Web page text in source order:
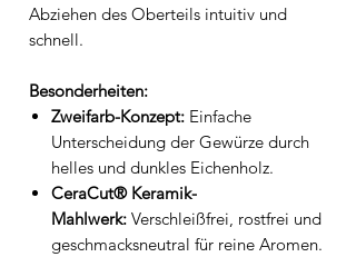
Abziehen des Oberteils intuitiv und
schnell.
Besonderheiten:
Zweifarb-Konzept: Einfache
Unterscheidung der Gewürze durch
helles und dunkles Eichenholz.
CeraCut® Keramik-
Mahlwerk: Verschleißfrei, rostfrei und
geschmacksneutral für reine Aromen.